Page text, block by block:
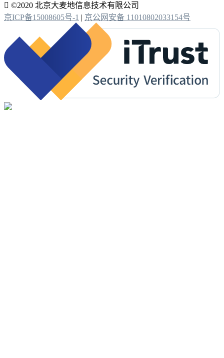
 ©2020 北京大麦地信息技术有限公司
京ICP备15008605号-1 | 京公网安备 11010802033154号